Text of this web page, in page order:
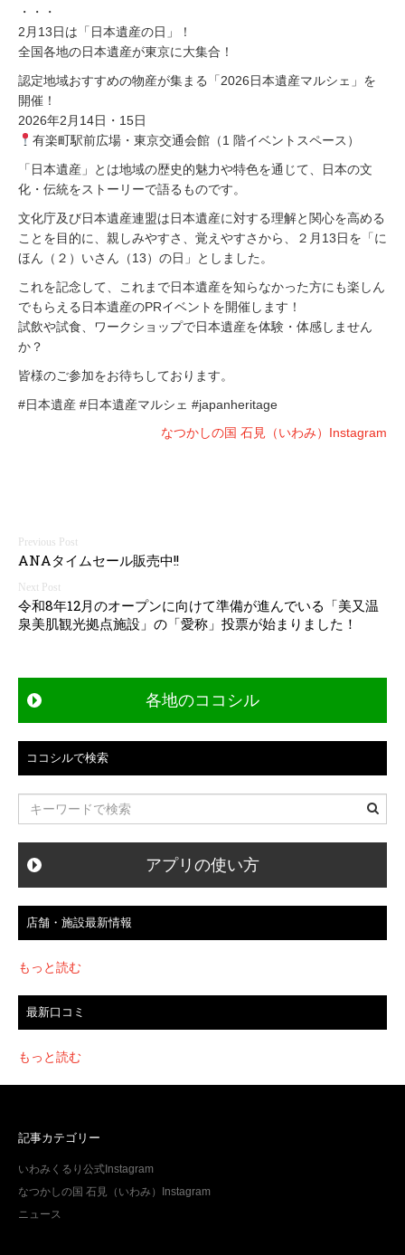
・・・
2月13日は「日本遺産の日」！
全国各地の日本遺産が東京に大集合！
認定地域おすすめの物産が集まる「2026日本遺産マルシェ」を
開催！
2026年2月14日・15日
有楽町駅前広場・東京交通会館（1 階イベントスペース）
「日本遺産」とは地域の歴史的魅力や特色を通じて、日本の文
化・伝統をストーリーで語るものです。
文化庁及び日本遺産連盟は日本遺産に対する理解と関心を高める
ことを目的に、親しみやすさ、覚えやすさから、２月13日を「に
ほん（２）いさん（13）の日」としました。
これを記念して、これまで日本遺産を知らなかった方にも楽しん
でもらえる日本遺産のPRイベントを開催します！
試飲や試食、ワークショップで日本遺産を体験・体感しません
か？
皆様のご参加をお待ちしております。
#日本遺産 #日本遺産マルシェ #japanheritage
なつかしの国 石見（いわみ）Instagram
投
稿
ナ
ゲ
ー
シ
ョ
ン
ANAタイムセール販売中!!
令和8年12月のオープンに向けて準備が進んでいる「美又温
泉美肌観光拠点施設」の「愛称」投票が始まりました！
各地のココシル
ココシルで検索
アプリの使い方
店舗・施設最新情報
もっと読む
最新口コミ
もっと読む
記事カテゴリー
いわみくるり公式Instagram
なつかしの国 石見（いわみ）Instagram
ニュース